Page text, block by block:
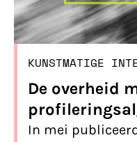
KUNSTMATIGE
De overheid
In mei